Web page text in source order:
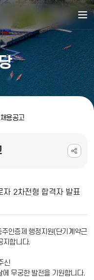
채용공고
2차전형 합격자 발표
인증제 행정지원(단기계약근
지합니다.
신
무궁한 발전을 기원합니다.